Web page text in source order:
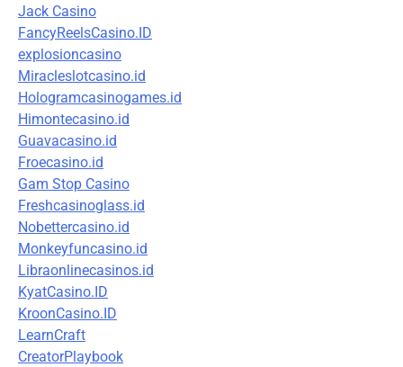
Jack Casino
FancyReelsCasino.ID
explosioncasino
Miracleslotcasino.id
Hologramcasinogames.id
Himontecasino.id
Guavacasino.id
Froecasino.id
Gam Stop Casino
Freshcasinoglass.id
Nobettercasino.id
Monkeyfuncasino.id
Libraonlinecasinos.id
KyatCasino.ID
KroonCasino.ID
LearnCraft
CreatorPlaybook